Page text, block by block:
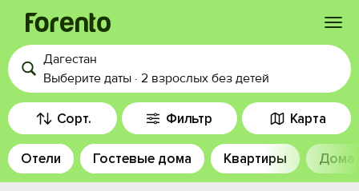
Войти
Избранное
История просмотра
Дагестан
Выберите даты · 2 взрослых без детей
Сорт. Фильтр Карта
Отели Гостевые дома Квартиры Дома